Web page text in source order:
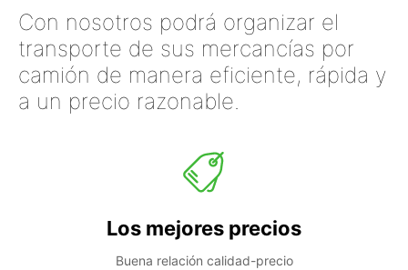
Con nosotros podrá organizar el
transporte de sus mercancías por
camión de manera eficiente, rápida y
a un precio razonable.
Los mejores precios
Buena relación calidad-precio